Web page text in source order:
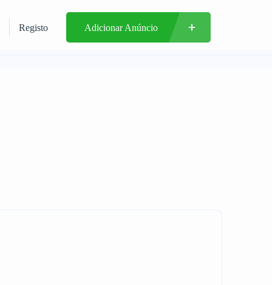
Registo Adicionar Anúncio